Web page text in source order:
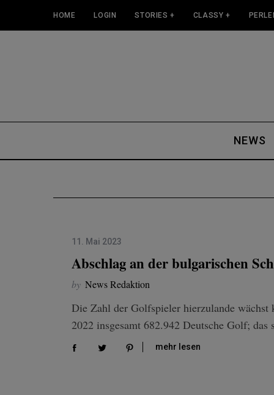
HOME LOGIN STORIES + CLASSY +
NEWS
11. Mai 2023
Abschlag an der bulgarischen
by News Redaktion
Die Zahl der Golfspieler hierzulande
2022 insgesamt 682.942 Deutsche Golf;
mehr lesen